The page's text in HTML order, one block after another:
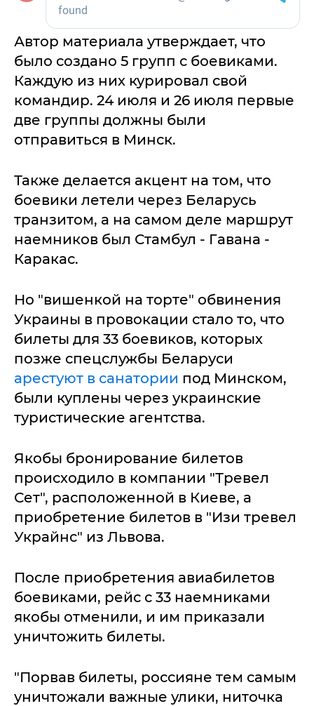
Автор материала утверждает, что
было создано 5 групп с боевиками.
Каждую из них курировал свой
командир. 24 июля и 26 июля первые
две группы должны были
отправиться в Минск.
Также делается акцент на том, что
боевики летели через Беларусь
транзитом, а на самом деле маршрут
наемников был Стамбул - Гавана -
Каракас.
Но "вишенкой на торте" обвинения
Украины в провокации стало то, что
билеты для 33 боевиков, которых
позже спецслужбы Беларуси
арестуют в санатории под Минском,
были куплены через украинские
туристические агентства.
Якобы бронирование билетов
происходило в компании "Тревел
Сет", расположенной в Киеве, а
приобретение билетов в "Изи тревел
Украйнс" из Львова.
После приобретения авиабилетов
боевиками, рейс с 33 наемниками
якобы отменили, и им приказали
уничтожить билеты.
"Порвав билеты, россияне тем самым
уничтожали важные улики, ниточка